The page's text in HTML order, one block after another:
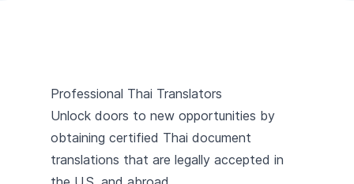
Professional Thai Translators
Unlock doors to new opportunities by
obtaining certified Thai document
translations that are legally accepted in